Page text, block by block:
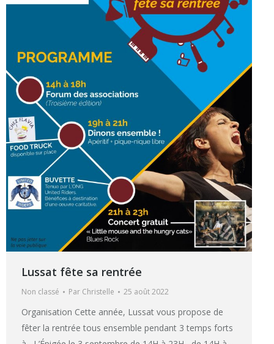
Lussat fête sa rentrée
Non classé Par Christelle 25 août 2022
Organisation Cette année, Lussat vous propose de
fêter la rentrée tous ensemble pendant 3 temps forts